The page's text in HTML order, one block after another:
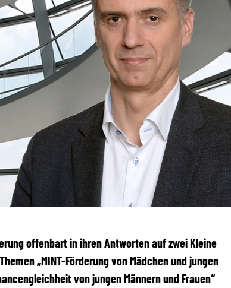
offenbart in ihren Antworten auf zwei Kleine
„MINT-Förderung von Mädchen und jungen
von jungen Männern und Frauen“